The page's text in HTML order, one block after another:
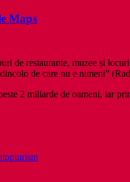
Maps
de restaurante, muzee și
de care nu e nimeni”
2 miliarde de oameni, iar
topturism